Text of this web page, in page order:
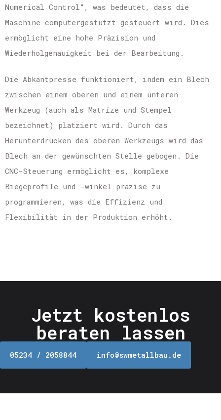
Numerical Control“, was bedeutet, dass die
Maschine computergestützt gesteuert wird. Dies
ermöglicht eine hohe Präzision und
Wiederholgenauigkeit bei der Bearbeitung.
Die Abkantpresse funktioniert, indem ein Blech
zwischen einem oberen und einem unteren
Werkzeug (auch als Matrize und Stempel
bezeichnet) platziert wird. Durch das
Herunterdrücken des oberen Werkzeugs wird das
Blech an der gewünschten Stelle gebogen. Die
CNC-Steuerung ermöglicht es, komplexe
Biegeprofile und -winkel präzise zu
programmieren, was die Effizienz und
Flexibilität in der Produktion erhöht.
Jetzt kostenlos
beraten lassen
05234 / 2058844 info@swmetallbau.de